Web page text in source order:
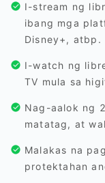
I-stream ng
ibang mga
Disney+, atbp.
I-watch ng
TV mula sa
Nag-aalok ng
matatag, at
Malakas na
protektahan